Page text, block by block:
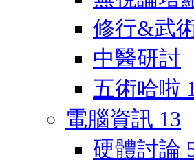
修行&武
中醫研討
五術哈啦 1
電腦資訊 13
硬體討論